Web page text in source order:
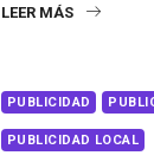
LEER MÁS
PUBLICIDAD
PUBLICIDAD LOCAL